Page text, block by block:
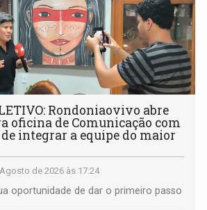
Rondoniaovivo abre
oficina de Comunicação com
integrar a equipe do maior
de 2026 às 17:24
oportunidade de dar o primeiro passo